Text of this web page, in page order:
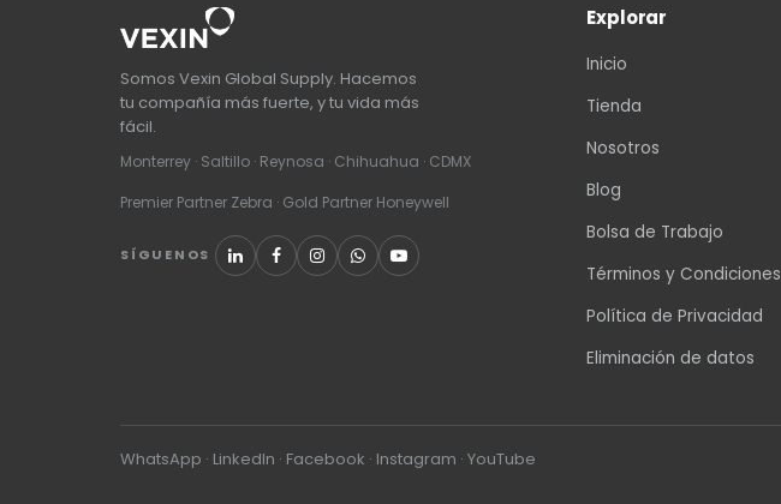
Somos Vexin Global Supply. Hacemos
tu compañía más fuerte, y tu vida más
fácil.
Monterrey · Saltillo · Reynosa · Chihuahua · CDMX
Premier Partner Zebra · Gold Partner Honeywell
SÍGUENOS
Explorar
Inicio
Tienda
Nosotros
Blog
Bolsa de Trabajo
Términos y Condiciones
Política de Privacidad
Eliminación de datos
WhatsApp · LinkedIn · Facebook · Instagram · YouTube